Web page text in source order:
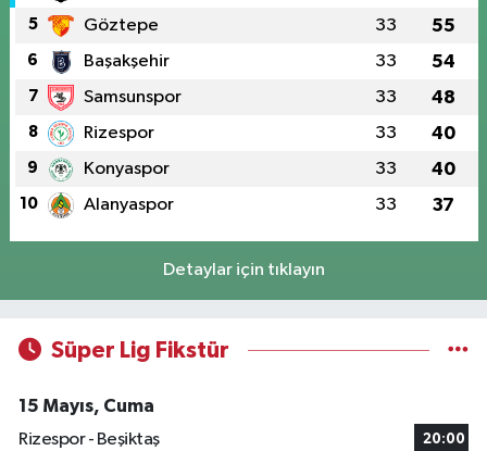
5 Göztepe 33 55
6 Başakşehir 33 54
7 Samsunspor 33 48
8 Rizespor 33 40
9 Konyaspor 33 40
10 Alanyaspor 33 37
Detaylar için tıklayın
Süper Lig Fikstür
15 Mayıs, Cuma
Rizespor - Beşiktaş
20:00